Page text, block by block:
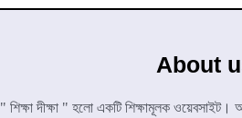
About
" শিক্ষা দীক্ষা " হলো একটি শিক্ষামূলক ওয়েবসাইট।